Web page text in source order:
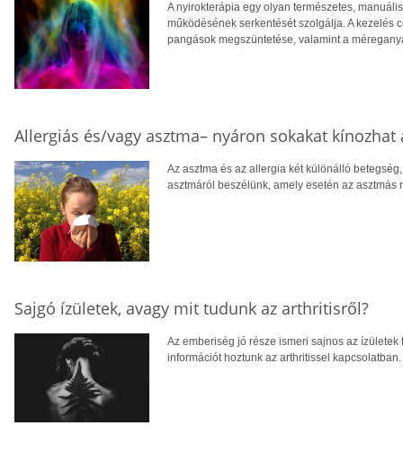
A nyirokterápia egy olyan természetes,
működésének serkentését szolgálja. A kezelés
pangások megszüntetése, valamint a
Allergiás és/vagy asztma– nyáron sokakat kínozhat
Az asztma és az allergia két különálló
asztmáról beszélünk, amely esetén az
Sajgó ízületek, avagy mit tudunk az arthritisről?
Az emberiség jó része ismeri sajnos az
információt hoztunk az arthritissel kapcsolatban.